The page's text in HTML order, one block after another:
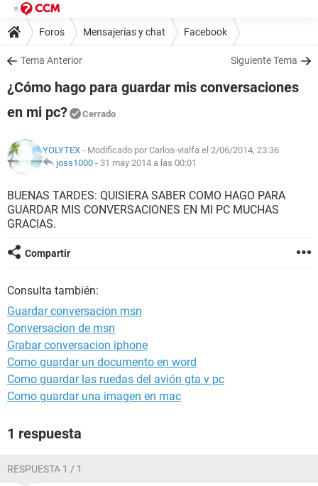
Foros Mensajerías y chat Facebook
Tema Anterior Siguiente Tema
¿Cómo hago para guardar mis conversaciones
en mi pc?
Cerrado
YOLYTEX - Modificado por Carlos-vialfa el 2/06/2014, 23:36
joss1000 - 31 may 2014 a las 00:01
BUENAS TARDES: QUISIERA SABER COMO HAGO PARA
GUARDAR MIS CONVERSACIONES EN MI PC MUCHAS
GRACIAS.
Compartir
Consulta también:
Guardar conversacion msn
Conversacion de msn
Grabar conversacion iphone
Como guardar un documento en word
Como guardar las ruedas del avión gta v pc
Como guardar una imagen en mac
1 respuesta
RESPUESTA 1 / 1